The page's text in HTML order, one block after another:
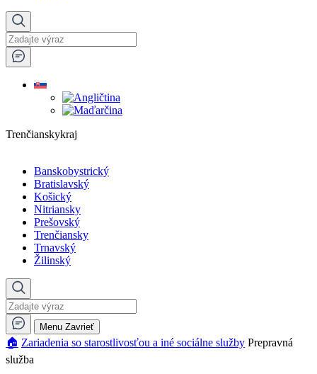
Trenčianskykraj
Banskobystrický
Bratislavský
Košický
Nitriansky
Prešovský
Trenčiansky
Trnavský
Žilinský
Menu Zavrieť
🏠︎ Zariadenia so starostlivosťou a iné sociálne služby Prepravná
služba